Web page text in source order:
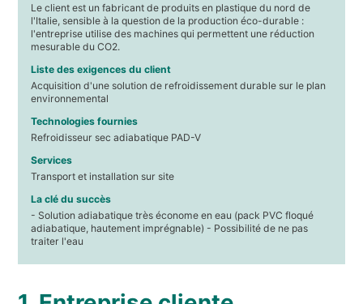
Le client est un fabricant de produits en plastique du nord de
l'Italie, sensible à la question de la production éco-durable :
l'entreprise utilise des machines qui permettent une réduction
mesurable du CO2.
Liste des exigences du client
Acquisition d'une solution de refroidissement durable sur le plan
environnemental
Technologies fournies
Refroidisseur sec adiabatique PAD-V
Services
Transport et installation sur site
La clé du succès
- Solution adiabatique très économe en eau (pack PVC floqué
adiabatique, hautement imprégnable) - Possibilité de ne pas
traiter l'eau